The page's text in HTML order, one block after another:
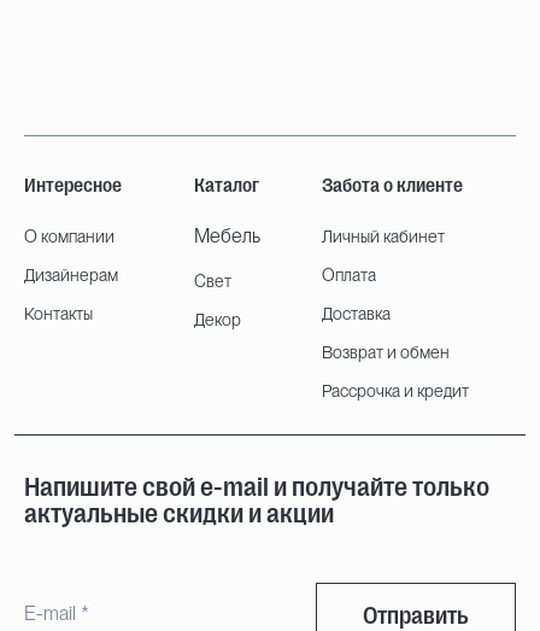
Интересное
О компании
Дизайнерам
Контакты
Каталог
Мебель
Свет
Декор
Забота о клиенте
Личный кабинет
Оплата
Доставка
Возврат и обмен
Рассрочка и кредит
Напишите свой e-mail и получайте только
актуальные скидки и акции
Отправить